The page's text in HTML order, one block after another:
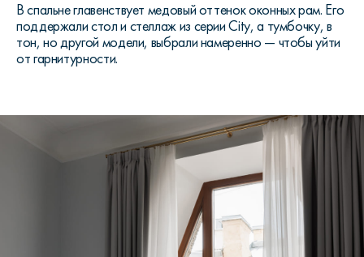
В спальне главенствует медовый оттенок оконных рам. Его
поддержали стол и стеллаж из серии City, а тумбочку, в
тон, но другой модели, выбрали намеренно — чтобы уйти
от гарнитурности.